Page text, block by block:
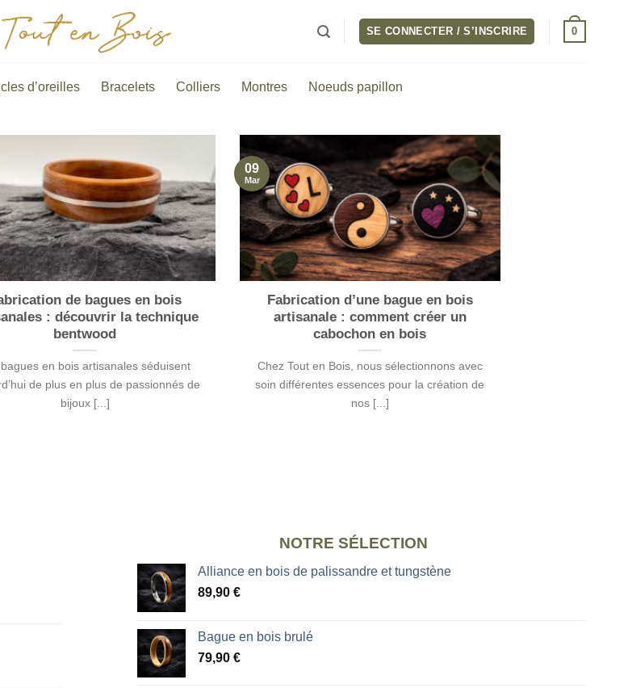
SE CONNECTER / S’INSCRIRE 0
d’oreilles Bracelets Colliers Montres Noeuds papillon
de bagues en bois
: découvrir la technique
bentwood
en bois artisanales séduisent
de plus en plus de passionnés de
bijoux [...]
Fabrication d’une bague en bois
artisanale : comment créer un
cabochon en bois
Chez Tout en Bois, nous sélectionnons avec
soin différentes essences pour la création de
nos [...]
09
Mar
NOTRE SÉLECTION
Alliance en bois de palissandre et tungstène
89,90 €
Bague en bois brulé
79,90 €